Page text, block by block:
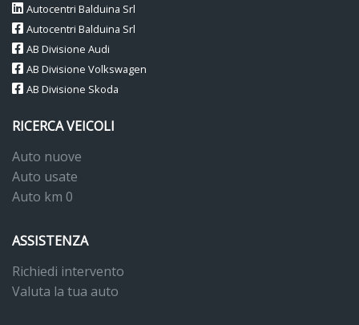
Autocentri Balduina Srl
Autocentri Balduina Srl
AB Divisione Audi
AB Divisione Volkswagen
AB Divisione Skoda
RICERCA VEICOLI
Auto nuove
Auto usate
Auto km 0
ASSISTENZA
Richiedi intervento
Valuta la tua auto